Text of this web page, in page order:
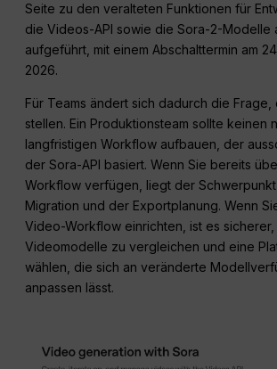
Seite zu den veralteten Funktionen für
die Videos-API sowie die Sora-2-Modelle
aufgeführt, mit einem Abschalttermin am
2026.
Für Teams ändert sich dadurch die Frage,
stellen. Ein Produktionsteam sollte keinen
langfristigen Workflow aufbauen, der
der Sora-API basiert. Wenn Sie bereits
Workflow verfügen, liegt der
Migration und der Exportplanung. Wenn
Video-Workflow einrichten, ist es sicherer,
Videomodelle zu vergleichen und eine
wählen, die sich an veränderte
anpassen lässt.